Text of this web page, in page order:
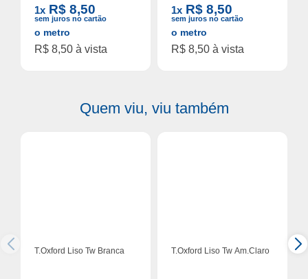
1x R$ 8,50
sem juros no cartão
o metro
R$ 8,50 à vista
1x R$ 8,50
sem juros no cartão
o metro
R$ 8,50 à vista
Quem viu, viu também
T.Oxford Liso Tw Branca T.Oxford Liso Tw Am.Claro